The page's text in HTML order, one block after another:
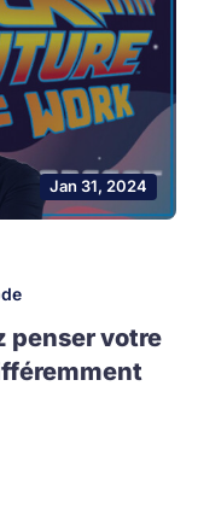
Jan 31, 2024
penser votre